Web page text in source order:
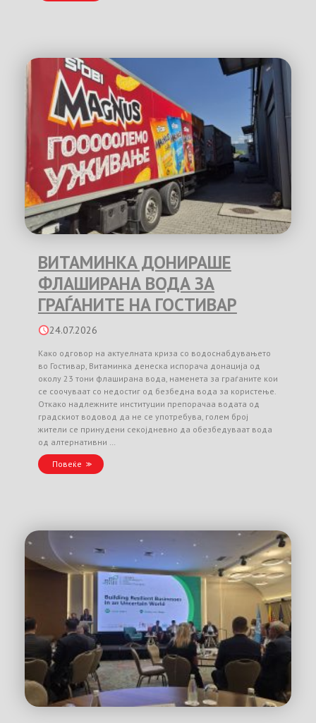
ВИТАМИНКА ДОНИРАШЕ
ФЛАШИРАНА ВОДА ЗА
ГРАЃАНИТЕ НА ГОСТИВАР
24.07.2026
Како одговор на актуелната криза со водоснабдувањето
во Гостивар, Витаминка денеска испорача донација од
околу 23 тони флаширана вода, наменета за граѓаните кои
се соочуваат со недостиг од безбедна вода за користење.
Откако надлежните институции препорачаа водата од
градскиот водовод да не се употребува, голем број
жители се принудени секојдневно да обезбедуваат вода
од алтернативни …
Повеќе